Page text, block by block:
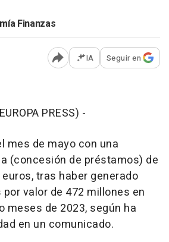
Finanzas
Abrir opciones para
IA Seguir en
PRESS) -
mes de mayo con una
(concesión de préstamos) de
tras haber generado
valor de 472 millones en
meses de 2023, según ha
en un comunicado.